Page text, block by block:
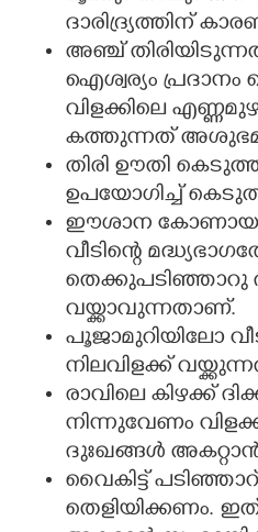
ദാരിദ്ര്യത്തിന്
അഞ്ച്
ഐശ്വര്യം പ്രദാനം
വിളക്കിലെ
കത്തുന്നത്
തിരി ഊതി
ഉപയോഗിച്ച്
ഈശാന കോണായ
വീടിന്റെ
തെക്കുപടിഞ്ഞാറു
വയ്ക്കാവുന്നതാണ്.
പൂജാമുറിയിലോ
നിലവിളക്ക്
രാവിലെ കിഴക്ക്
നിന്നുവേണം
ദുഃഖങ്ങൾ
വൈകിട്ട്
തെളിയിക്കണം.